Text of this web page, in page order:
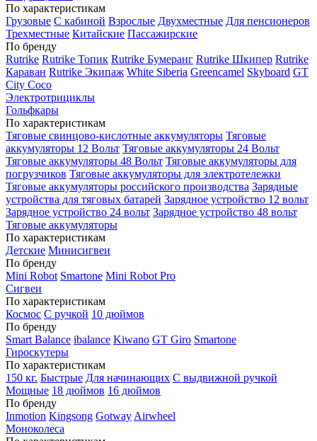
По характеристикам
Грузовые С кабиной Взрослые Двухместные Для пенсионеров
Трехместные Китайские Пассажирские
По бренду
Rutrike Rutrike Топик Rutrike Бумеранг Rutrike Шкипер Rutrike
Караван Rutrike Экипаж White Siberia Greencamel Skyboard GT
City Coco
Электротрициклы
Гольфкары
По характеристикам
Тяговые свинцово-кислотные аккумуляторы Тяговые
аккумуляторы 12 Вольт Тяговые аккумуляторы 24 Вольт
Тяговые аккумуляторы 48 Вольт Тяговые аккумуляторы для
погрузчиков Тяговые аккумуляторы для электротележки
Тяговые аккумуляторы российского производства Зарядные
устройства для тяговых батарей Зарядное устройство 12 вольт
Зарядное устройство 24 вольт Зарядное устройство 48 вольт
Тяговые аккумуляторы
По характеристикам
Детские Минисигвеи
По бренду
Mini Robot Smartone Mini Robot Pro
Сигвеи
По характеристикам
Космос С ручкой 10 дюймов
По бренду
Smart Balance ibalance Kiwano GT Giro Smartone
Гироскутеры
По характеристикам
150 кг. Быстрые Для начинающих С выдвижной ручкой
Мощные 18 дюймов 16 дюймов
По бренду
Inmotion Kingsong Gotway Airwheel
Моноколеса